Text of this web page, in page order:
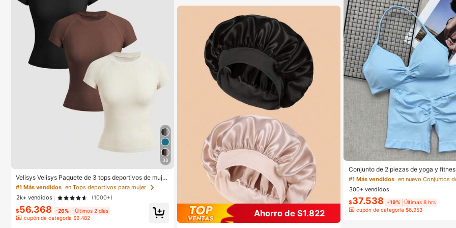
38
Velisys Velisys Paquete de 3 tops deportivos de mujer
de unicolor, cuello redondo, manga corta raglán, sin c
osturas
en Tops deportivos para mujer
#1 Más vendidos
en Tops deportivos para mujer
¡Casi agotado!
#1 Más vendidos
en Tops deportivos para mujer
¡Casi agotado!
#1 Más vendidos en Tops deportivos para mujer
¡Casi agotado!
2k+ vendidos (1000+)
$56.368 -26%
¡Últimos 2 días
cupón de categoría $9.482
Ahorro de $1.822
Conjunto de 2 piezas de yoga y
etador de yoga sin costuras con
lones cortos de entrenamiento de
o deportivo de fitness
#1 Más vendidos
Clientes habituales
#1 Más vendidos
Clientes habituales
#1 Más vendidos
Clientes habituales
#1 Más vendidos
Clientes habituales
300+ vendidos
$37.538 -19%
Últimas 8 hrs
cupón de categoría $6.953